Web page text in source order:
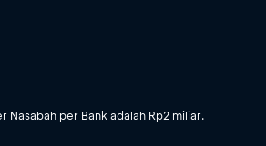
Nasabah per Bank adalah Rp2 miliar.